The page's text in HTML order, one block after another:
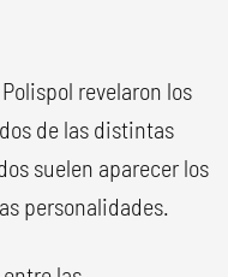
revelaron los
de las distintas
suelen aparecer los
personalidades.